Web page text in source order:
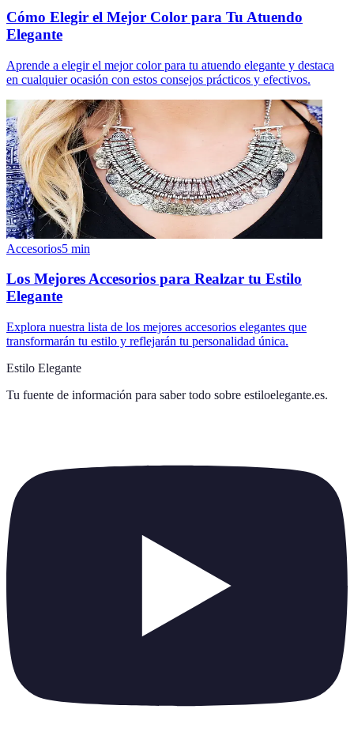
Cómo Elegir el Mejor Color para Tu Atuendo
Elegante
Aprende a elegir el mejor color para tu atuendo elegante y destaca
en cualquier ocasión con estos consejos prácticos y efectivos.
Accesorios5 min
Los Mejores Accesorios para Realzar tu Estilo
Elegante
Explora nuestra lista de los mejores accesorios elegantes que
transformarán tu estilo y reflejarán tu personalidad única.
Estilo Elegante
Tu fuente de información para saber todo sobre estiloelegante.es.